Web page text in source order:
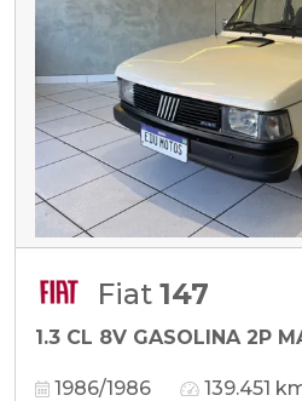
Fiat 147
1.3 CL 8V GASOLINA 2P
1986/1986 139.451